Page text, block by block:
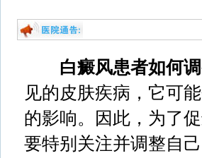
白癜风患者如何
见的皮肤疾病，它可
的影响。因此，为了
要特别关注并调整自